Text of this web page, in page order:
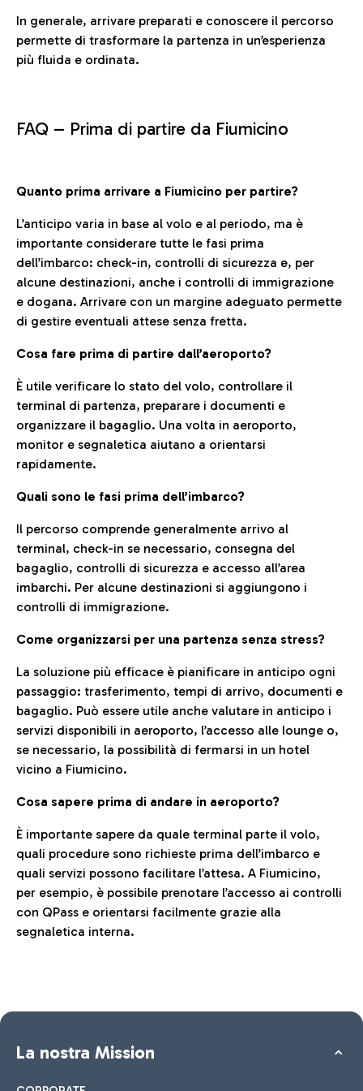
In generale, arrivare preparati e conoscere il percorso
permette di trasformare la partenza in un’esperienza
più fluida e ordinata.
FAQ – Prima di partire da Fiumicino
Quanto prima arrivare a Fiumicino per partire?
L’anticipo varia in base al volo e al periodo, ma è
importante considerare tutte le fasi prima
dell’imbarco: check-in, controlli di sicurezza e, per
alcune destinazioni, anche i controlli di immigrazione
e dogana. Arrivare con un margine adeguato permette
di gestire eventuali attese senza fretta.
Cosa fare prima di partire dall’aeroporto?
È utile verificare lo stato del volo, controllare il
terminal di partenza, preparare i documenti e
organizzare il bagaglio. Una volta in aeroporto,
monitor e segnaletica aiutano a orientarsi
rapidamente.
Quali sono le fasi prima dell’imbarco?
Il percorso comprende generalmente arrivo al
terminal, check-in se necessario, consegna del
bagaglio, controlli di sicurezza e accesso all’area
imbarchi. Per alcune destinazioni si aggiungono i
controlli di immigrazione.
Come organizzarsi per una partenza senza stress?
La soluzione più efficace è pianificare in anticipo ogni
passaggio: trasferimento, tempi di arrivo, documenti e
bagaglio. Può essere utile anche valutare in anticipo i
servizi disponibili in aeroporto, l’accesso alle lounge o,
se necessario, la possibilità di fermarsi in un hotel
vicino a Fiumicino.
Cosa sapere prima di andare in aeroporto?
È importante sapere da quale terminal parte il volo,
quali procedure sono richieste prima dell’imbarco e
quali servizi possono facilitare l’attesa. A Fiumicino,
per esempio, è possibile prenotare l’accesso ai controlli
con QPass e orientarsi facilmente grazie alla
segnaletica interna.
La nostra Mission